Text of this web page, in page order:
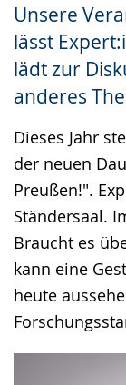
Unsere
lässt
lädt zur
anderes
Dieses Jahr
der neuen
Preußen!".
Ständersaal.
Braucht es
kann eine
heute
wechseln.
Deutscher
wird
angezeigt.